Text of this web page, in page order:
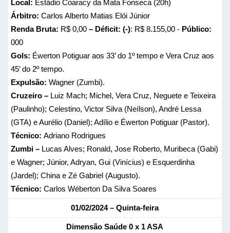
Local: Estádio Coaracy da Mata Fonseca (20h)
Árbitro: Carlos Alberto Matias Elói Júnior
Renda Bruta: R$ 0,00 – Déficit: (-): R$ 8.155,00 - Público:
000
Gols: Éwerton Potiguar aos 33’ do 1º tempo e Vera Cruz aos
45’ do 2º tempo.
Expulsão: Wagner (Zumbi).
Cruzeiro – Luiz Mach; Michel, Vera Cruz, Neguete e Teixeira
(Paulinho); Celestino, Victor Silva (Neílson), André Lessa
(GTA) e Aurélio (Daniel); Adílio e Éwerton Potiguar (Pastor).
Técnico: Adriano Rodrigues
Zumbi –Lucas Alves; Ronald, Jose Roberto, Muribeca (Gabi)
e Wagner; Júnior, Adryan, Gui (Vinícius) e Esquerdinha
(Jardel); China e Zé Gabriel (Augusto).
Técnico: Carlos Wéberton Da Silva Soares
01/02/2024 – Quinta-feira
Dimensão Saúde 0 x 1 ASA